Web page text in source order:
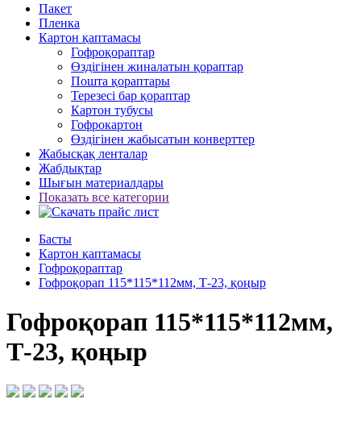
Пакет
Пленка
Картон қаптамасы
Гофроқораптар
Өздігінен жиналатын қораптар
Пошта қораптары
Терезесі бар қораптар
Картон тубусы
Гофрокартон
Өздігінен жабысатын конверттер
Жабысқақ ленталар
Жабдықтар
Шығын материалдары
Показать все категории
Басты
Картон қаптамасы
Гофроқораптар
Гофроқорап 115*115*112мм, Т-23, қоңыр
Гофроқорап 115*115*112мм,
Т-23, қоңыр